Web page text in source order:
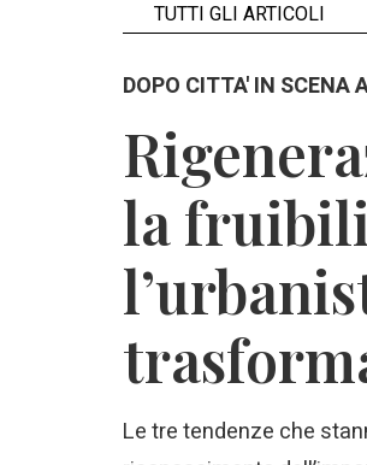
TUTTI GLI ARTICOLI
DOPO CITTA' IN SCENA
la
Le tre tendenze che